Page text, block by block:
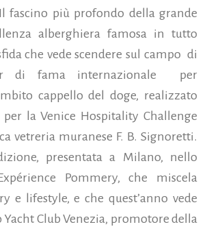
Il fascino più profondo della grande
alberghiera famosa in tutto
che vede scendere sul campo di
di fama internazionale per
cappello del doge, realizzato
la Venice Hospitality Challenge
vetreria muranese F. B. Signoretti.
presentata a Milano, nello
Pommery, che miscela
e lifestyle, e che quest’anno vede
Yacht Club Venezia, promotore della